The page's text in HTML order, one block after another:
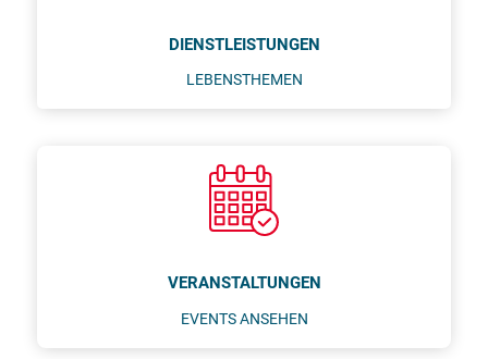
DIENSTLEISTUNGEN
LEBENSTHEMEN
VERANSTALTUNGEN
EVENTS ANSEHEN